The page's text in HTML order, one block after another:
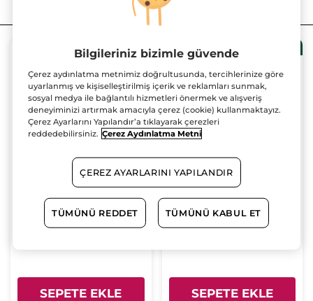
2li ve 3lü özel fiyat!
Deodorant - Organik
Nane & Limon
356.90 TL
SEPETE EKLE
ÇOK
SATAN
ÇOK
SATAN
2li ve 3lü özel fiyat!
Pamuk Çiçeği &
Ebegümeci
Roll-on 50 ml
356.90 TL
SEPETE EKLE
Bilgileriniz bizimle güvende
Çerez aydınlatma metnimiz doğrultusunda, tercihlerinize göre
uyarlanmış ve kişiselleştirilmiş içerik ve reklamları sunmak,
sosyal medya ile bağlantılı hizmetleri önermek ve alışveriş
deneyiminizi artırmak amacıyla çerez (cookie) kullanmaktayız.
Çerez Ayarlarını Yapılandır’a tıklayarak çerezleri
reddedebilirsiniz. Çerez Aydınlatma Metni
ÇEREZ AYARLARINI YAPILANDIR
TÜMÜNÜ REDDET TÜMÜNÜ KABUL ET